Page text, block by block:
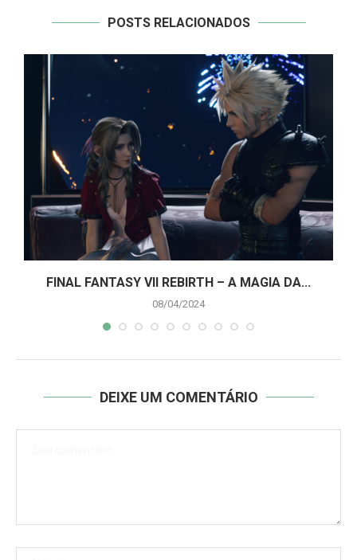
POSTS RELACIONADOS
FINAL FANTASY VII REBIRTH – A MAGIA DA...
08/04/2024
DEIXE UM COMENTÁRIO